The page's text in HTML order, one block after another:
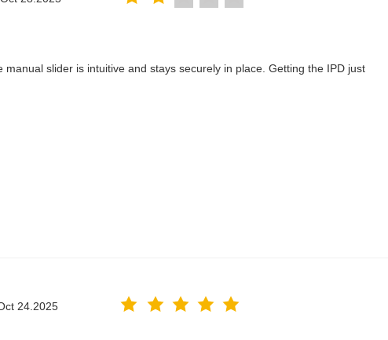
slider is intuitive and stays securely in place. Getting the IPD just
24.2025